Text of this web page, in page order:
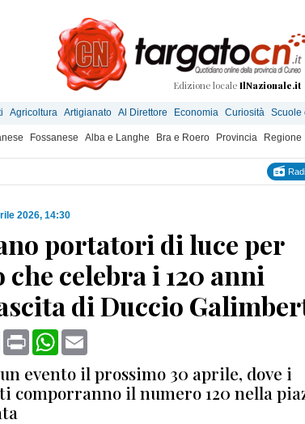
Edizione locale IlNazionale.it
Agricoltura Artigianato Al Direttore Economia Curiosità Scuole
Fossanese Alba e Langhe Bra e Roero Provincia Regione
2026, 14:30
portatori di luce per
che celebra i 120 anni
di Duccio
X Print WhatsApp
evento il prossimo 30 aprile, dove i
comporranno il numero 120 nella